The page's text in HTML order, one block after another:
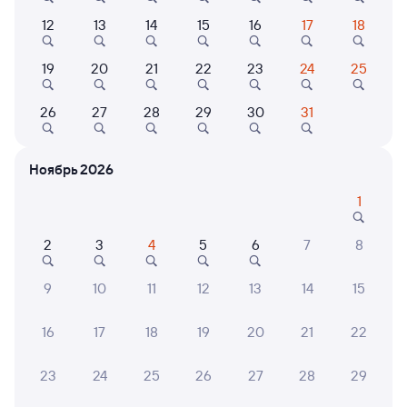
Самый быстрый
286С Проходящий 7,4
Тверь
01:59 07:43
1 д 5 ч 44 м в пути
Дни следования
от 5 ⁠007 ⁠₽ 6 ⁠127 ⁠₽
Выберите дату
016А Арктика Проходящий 8,7
02:50 12:10
1 д 9 ч 20 м в пути
12 13 14 15 16 17 18
19 20 21 22 23 24 25
26 27 28 29 30 31
Ноябрь 2026
1
2 3 4 5 6 7 8
9 10 11 12 13 14 15
16 17 18 19 20 21 22
23 24 25 26 27 28 29